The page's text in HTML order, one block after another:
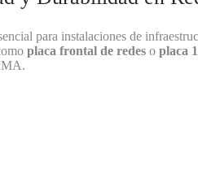
para instalaciones de
placa frontal de redes o placa